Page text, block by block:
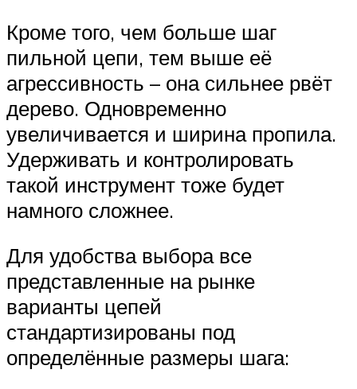
Кроме того, чем больше шаг
пильной цепи, тем выше её
агрессивность – она сильнее рвёт
дерево. Одновременно
увеличивается и ширина пропила.
Удерживать и контролировать
такой инструмент тоже будет
намного сложнее.
Для удобства выбора все
представленные на рынке
варианты цепей
стандартизированы под
определённые размеры шага: